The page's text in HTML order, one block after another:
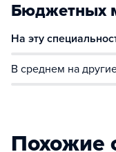
Бюджетных
На эту
В среднем на
Похожие